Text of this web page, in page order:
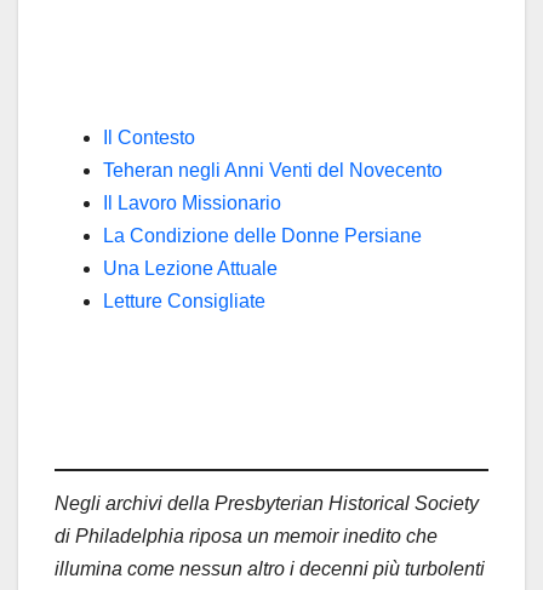
Il Contesto
Teheran negli Anni Venti del Novecento
Il Lavoro Missionario
La Condizione delle Donne Persiane
Una Lezione Attuale
Letture Consigliate
Negli archivi della Presbyterian Historical Society
di Philadelphia riposa un memoir inedito che
illumina come nessun altro i decenni più turbolenti